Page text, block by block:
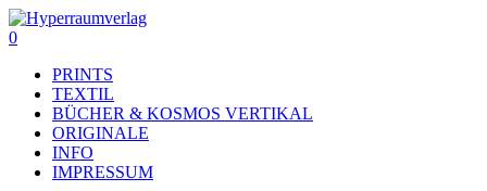
Skip
to
content
search
0
PRINTS
TEXTIL
BÜCHER & KOSMOS VERTIKAL
ORIGINALE
INFO
IMPRESSUM